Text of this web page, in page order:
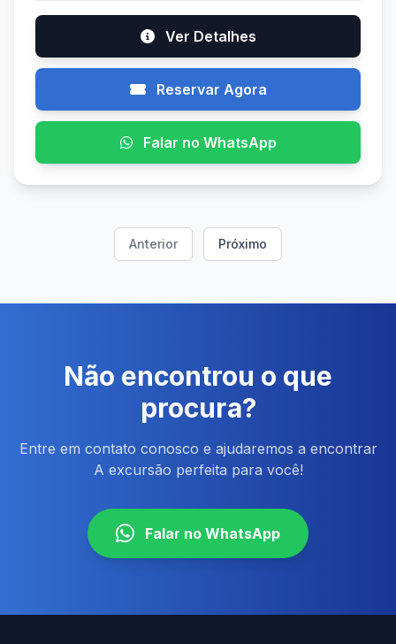
Ver Detalhes
Reservar Agora
Falar no WhatsApp
Anterior Próximo
Não encontrou o que
procura?
Entre em contato conosco e ajudaremos a encontrar
A excursão perfeita para você!
Falar no WhatsApp